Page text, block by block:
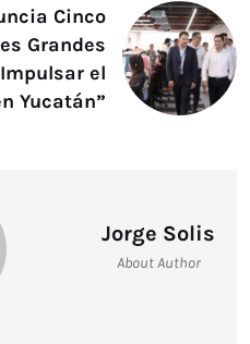
Cinco
Grandes
el
Yucatán”
Jorge Solis
About Author